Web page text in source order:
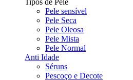
Tipos de Pele
Pele sensível
Pele Seca
Pele Oleosa
Pele Mista
Pele Normal
Anti Idade
Séruns
Pescoço e Decote